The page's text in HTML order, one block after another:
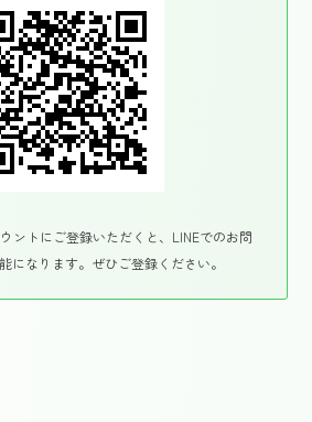
ントにご登録いただくと、LINEでのお問
になります。ぜひご登録ください。